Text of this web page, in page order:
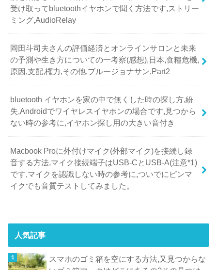
受け取ってbluetoothイヤホンで聞く方法です,ストリー
ミング,AudioRelay
岡田斗司夫さんの評価経済とオンラインサロンと未来
の予測や生き方についての一考察(感想),日本,食糧危機,
原因,支配,権力,その他,ブルージョナサン,Part2
bluetooth イヤホンを家の中で無くした時の探し方,紛
失,Androidでワイヤレスイヤホンの場合です,見つから
ない時の参考に,イヤホン探し用の大きい音付き
Macbook Proに外付けマイク(外部マイク)を接続し録
音する方法,マイク接続端子はUSB-CとUSB-A(注意*1)
です,マイクを認識しない時の参考に,ついでにピンマ
イクでも音質テストしてみました。
人気記事
スマホのゴミ箱を空にする方法,又見つからな